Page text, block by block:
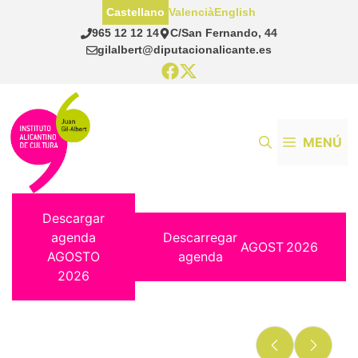
965 12 12 14
C/San Fernando, 44
gilalbert@diputacionalicante.es
Castellano ValenciàEnglish
MENÚ
Descargar
agenda
AGOSTO
2026
Descarregar
agenda
AGOST 2026